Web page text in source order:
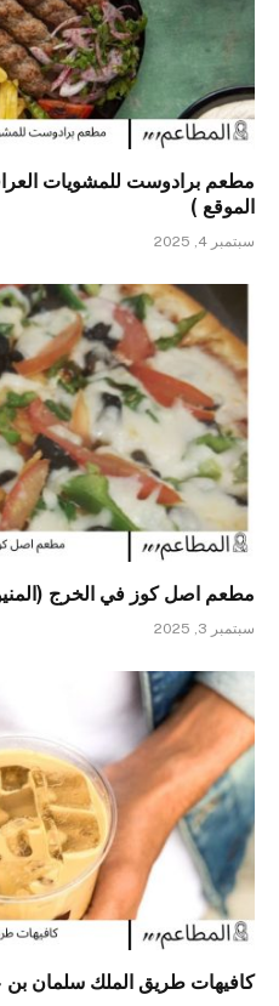
مطعم برادوست للمشويات
الموقع )
سبتمبر 4, 2025
مطعم اصل كوز في الخرج
سبتمبر 3, 2025
كافيهات طريق الملك سلمان بن